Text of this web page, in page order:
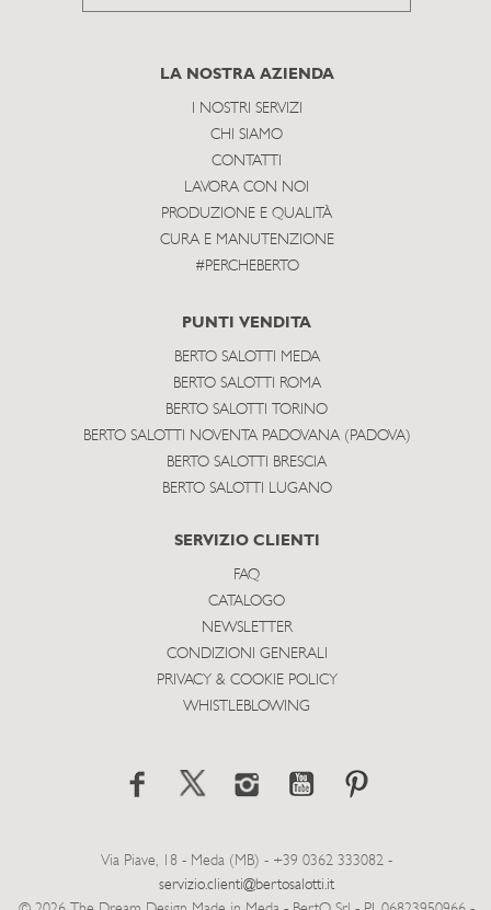
subscribe
LA NOSTRA AZIENDA
I NOSTRI SERVIZI
CHI SIAMO
CONTATTI
LAVORA CON NOI
PRODUZIONE E QUALITÀ
CURA E MANUTENZIONE
#PERCHEBERTO
PUNTI VENDITA
BERTO SALOTTI MEDA
BERTO SALOTTI ROMA
BERTO SALOTTI TORINO
BERTO SALOTTI NOVENTA PADOVANA (PADOVA)
BERTO SALOTTI BRESCIA
BERTO SALOTTI LUGANO
SERVIZIO CLIENTI
FAQ
CATALOGO
NEWSLETTER
CONDIZIONI GENERALI
PRIVACY & COOKIE POLICY
WHISTLEBLOWING
Via Piave, 18 - Meda (MB) - +39 0362 333082 -
servizio.clienti@bertosalotti.it